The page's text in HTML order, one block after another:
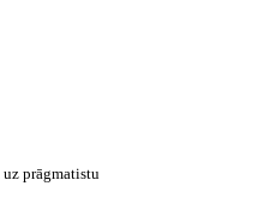
prāgmatistu